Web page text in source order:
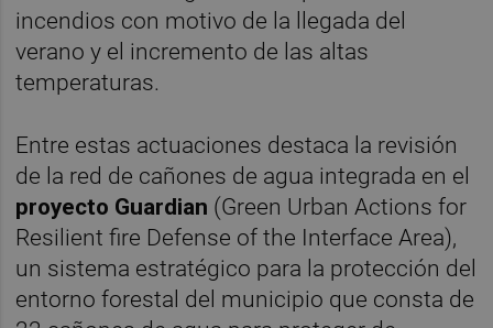
incendios con motivo de la llegada del
verano y el incremento de las altas
temperaturas.
Entre estas actuaciones destaca la revisión
de la red de cañones de agua integrada en el
proyecto Guardian (Green Urban Actions for
Resilient fire Defense of the Interface Area),
un sistema estratégico para la protección del
entorno forestal del municipio que consta de